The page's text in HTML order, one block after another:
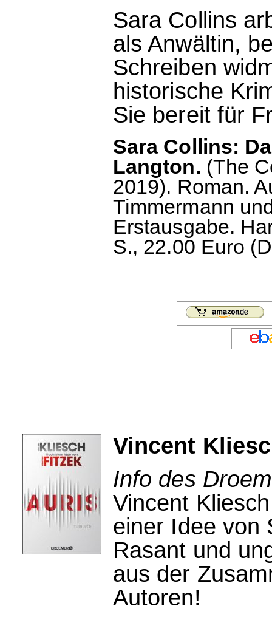
Sara Collins
als Anwältin,
Schreiben
historische
Sie bereit für
Sara Collins:
Langton. (The
2019). Roman.
Timmermann
Erstausgabe.
S., 22.00 Euro
Vincent
Info des
Vincent
einer Idee von
Rasant und
aus der
Autoren!